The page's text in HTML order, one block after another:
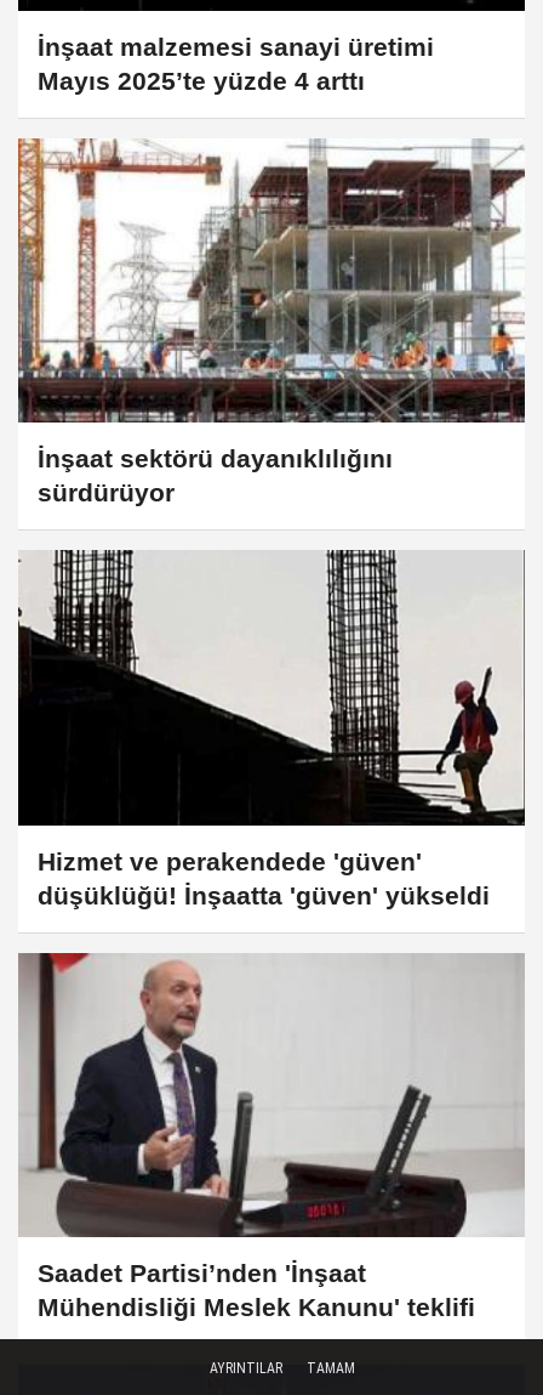
İnşaat malzemesi sanayi üretimi
Mayıs 2025’te yüzde 4 arttı
İnşaat sektörü dayanıklılığını
sürdürüyor
Hizmet ve perakendede 'güven'
düşüklüğü! İnşaatta 'güven' yükseldi
Saadet Partisi’nden 'İnşaat
Mühendisliği Meslek Kanunu' teklifi
AYRINTILAR TAMAM